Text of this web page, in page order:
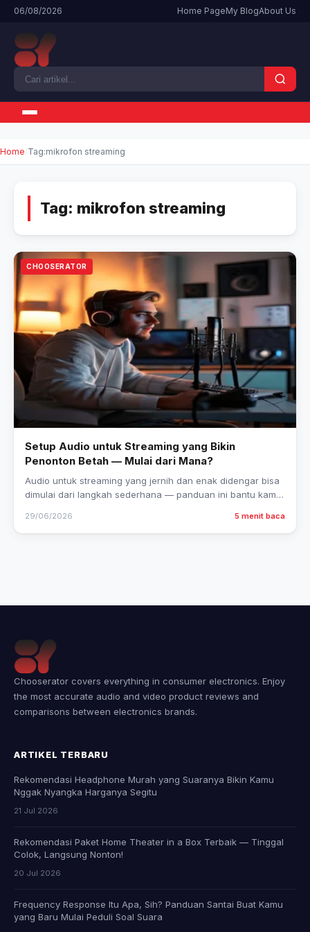
06/08/2026 Home PageMy BlogAbout Us
Home Tag:mikrofon streaming
Tag: mikrofon streaming
CHOOSERATOR
Setup Audio untuk Streaming yang Bikin
Penonton Betah — Mulai dari Mana?
Audio untuk streaming yang jernih dan enak didengar bisa
dimulai dari langkah sederhana — panduan ini bantu kamu
29/06/2026 5 menit baca
Chooserator covers everything in consumer electronics. Enjoy
the most accurate audio and video product reviews and
comparisons between electronics brands.
ARTIKEL TERBARU
Rekomendasi Headphone Murah yang Suaranya Bikin Kamu
Nggak Nyangka Harganya Segitu
21 Jul 2026
Rekomendasi Paket Home Theater in a Box Terbaik — Tinggal
Colok, Langsung Nonton!
20 Jul 2026
Frequency Response Itu Apa, Sih? Panduan Santai Buat Kamu
yang Baru Mulai Peduli Soal Suara